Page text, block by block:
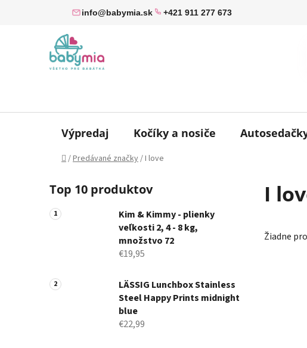
info@babymia.sk +421 911 277 673
Výpredaj Kočíky a nosiče
Domov
/Predávané značky/I love
o
č
n
n
Top 10 produktov
Kim & Kimmy - plienky
veľkosti 2, 4 - 8 kg,
množstvo 72
€19,95
LÄSSIG Lunchbox Stainless
Steel Happy Prints midnight
blue
€22,99
I
Žiadne